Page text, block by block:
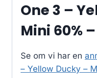
One 3 –
Mini 60%
Se om vi har en
– Yellow Ducky –